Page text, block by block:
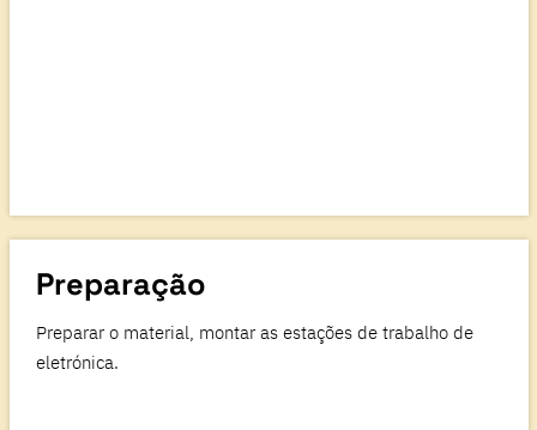
Preparação
Preparar o material, montar as estações de trabalho de
eletrónica.